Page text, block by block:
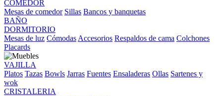
COMEDOR
Mesas de comedor Sillas Bancos y banquetas
BAÑO
DORMITORIO
Mesas de luz Cómodas Accesorios Respaldos de cama Colchones
Placards
VAJILLA
Platos Tazas Bowls Jarras Fuentes Ensaladeras Ollas Sartenes y
wok
CRISTALERIA